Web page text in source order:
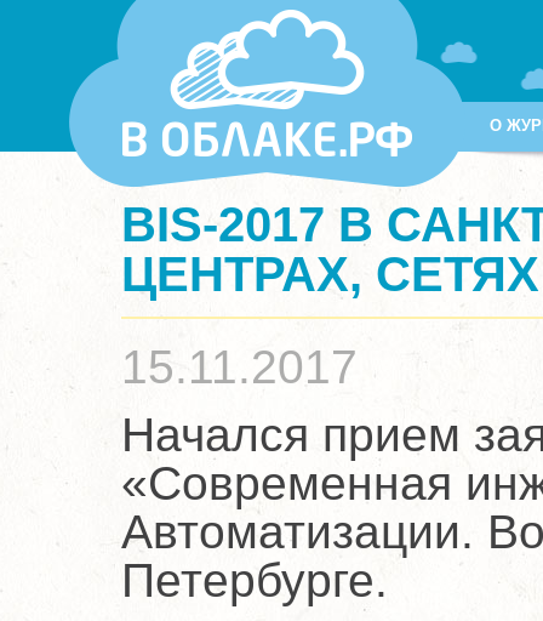
О
BIS-2017 В
ЦЕНТРАХ,
15.11.2017
Начался прием
«Современная
Автоматизации.
Петербурге.